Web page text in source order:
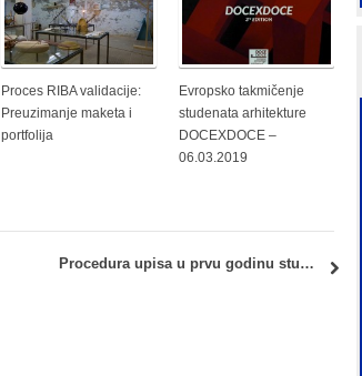
Proces RIBA validacije:
Preuzimanje maketa i
portfolija
Evropsko takmičenje
studenata arhitekture
DOCEXDOCE –
06.03.2019
Procedura upisa u prvu godinu studija 2022/23 Arhitektonskog fakulteta: DRUGI DAN UPISA